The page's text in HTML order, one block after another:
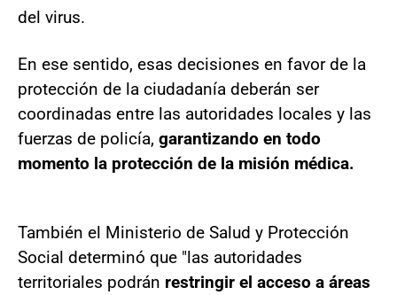
del virus.
En ese sentido, esas decisiones en favor de la
protección de la ciudadanía deberán ser
coordinadas entre las autoridades locales y las
fuerzas de policía, garantizando en todo
momento la protección de la misión médica.
También el Ministerio de Salud y Protección
Social determinó que "las autoridades
territoriales podrán restringir el acceso a áreas